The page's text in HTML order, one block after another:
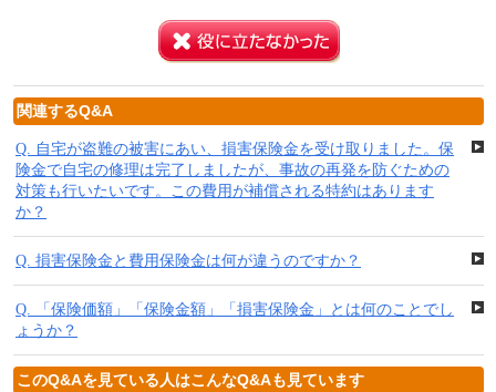
関連するQ&A
Q. 自宅が盗難の被害にあい、損害保険金を受け取りました。保
険金で自宅の修理は完了しましたが、事故の再発を防ぐための
対策も行いたいです。この費用が補償される特約はあります
か？
Q. 損害保険金と費用保険金は何が違うのですか？
Q.
「保険価額」「保険金額」「損害保険金」とは何のことでし
ょうか？
このQ&Aを見ている人はこんなQ&Aも見ています